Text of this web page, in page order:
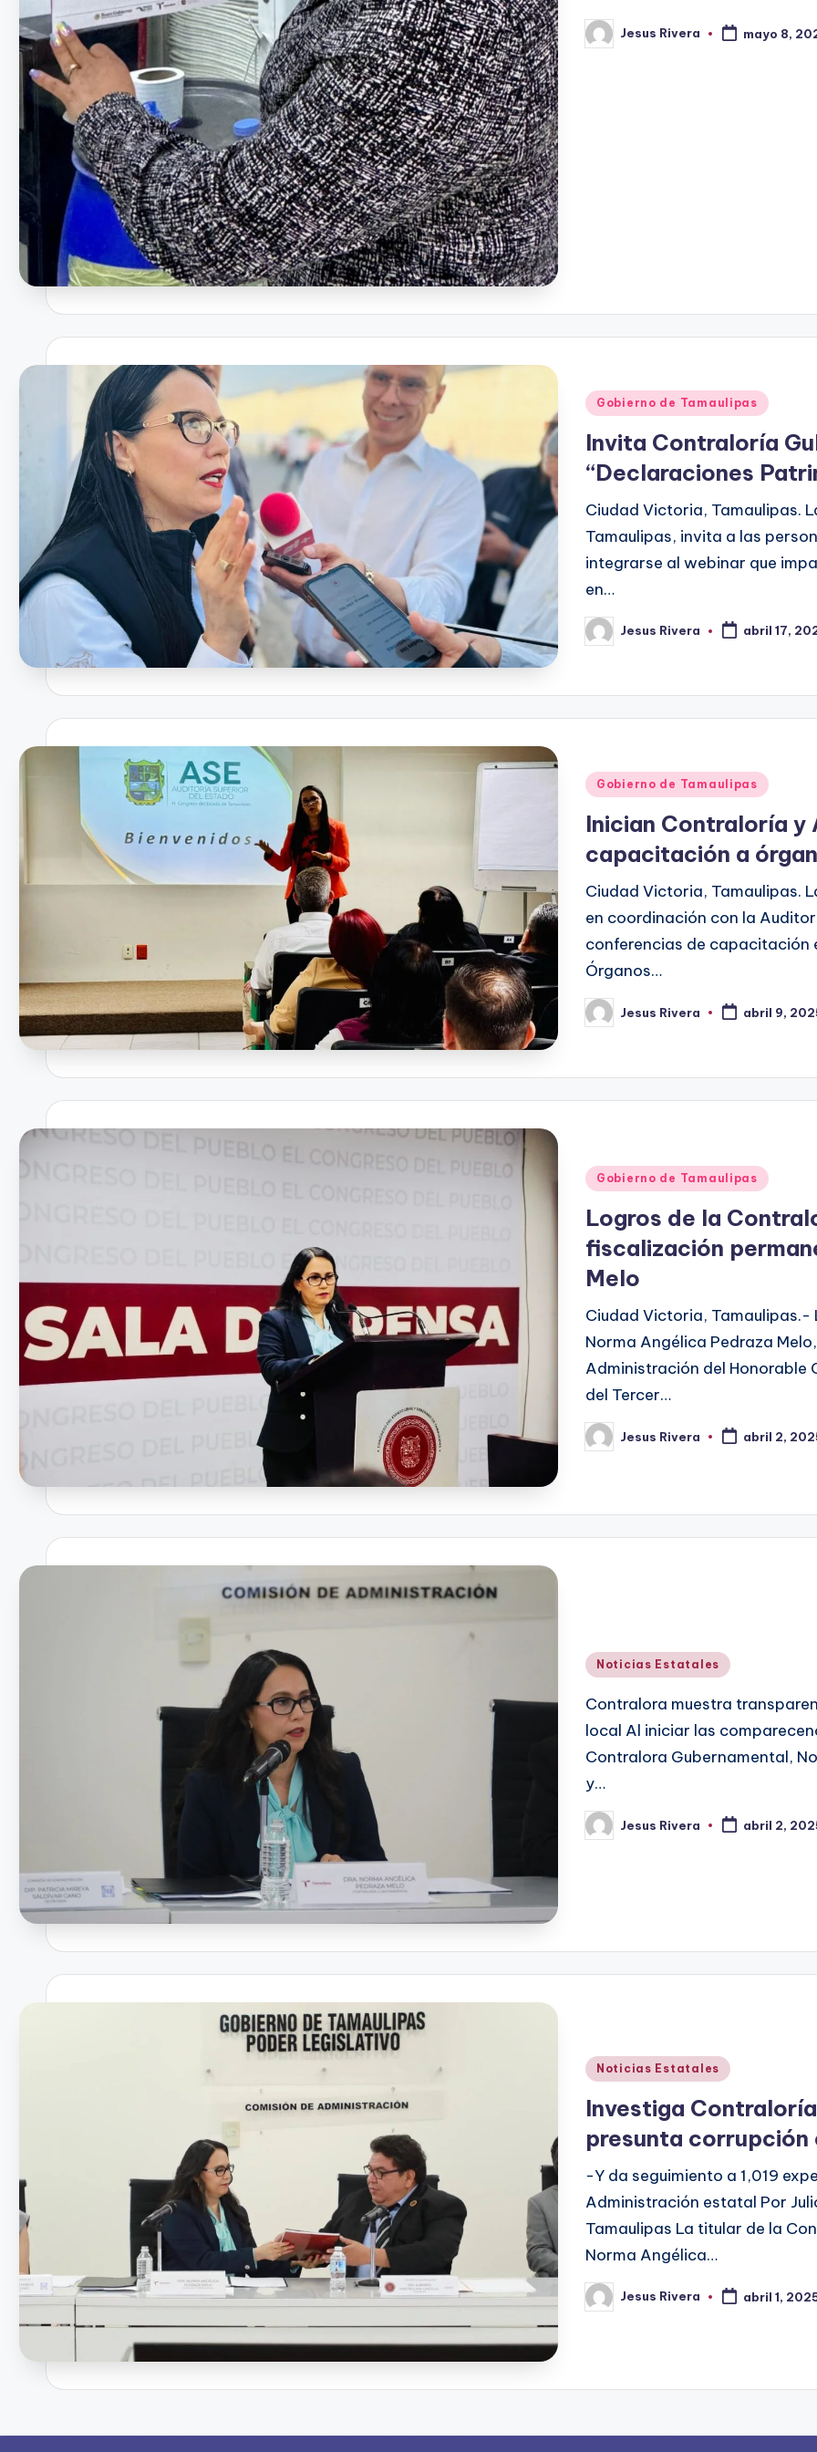
Publicado
por
Jesus Rivera mayo 8,
Publicado
Gobierno de Tamaulipas
Invita Contraloría
“Declaraciones
Ciudad Victoria, Tamaulipas.
Tamaulipas, invita a las
integrarse al webinar que
en…
Publicado
por
Jesus Rivera abril 17,
Publicado
Gobierno de Tamaulipas
Inician Contraloría
capacitación a
Ciudad Victoria, Tamaulipas.
en coordinación con la
conferencias de capacitación
Órganos…
Publicado
por
Jesus Rivera abril 9,
Publicado
Gobierno de Tamaulipas
Logros de la
fiscalización
Melo
Ciudad Victoria,
Norma Angélica Pedraza
Administración del Honorable
del Tercer…
Publicado
por
Jesus Rivera abril 2,
Publicado
Noticias Estatales
Contralora muestra
local Al iniciar las
Contralora Gubernamental,
y…
Publicado
por
Jesus Rivera abril 2,
Publicado
Noticias Estatales
Investiga
presunta corrupción
-Y da seguimiento a 1,019
Administración estatal Por
Tamaulipas La titular de la
Norma Angélica…
Publicado
por
Jesus Rivera abril 1,